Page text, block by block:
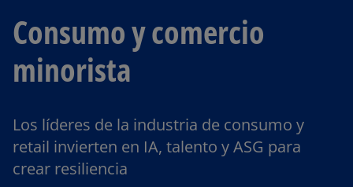
Consumo y comercio
minorista
Los líderes de la industria de consumo y
retail invierten en IA, talento y ASG para
crear resiliencia
e
a
b
r
e
n
u
n